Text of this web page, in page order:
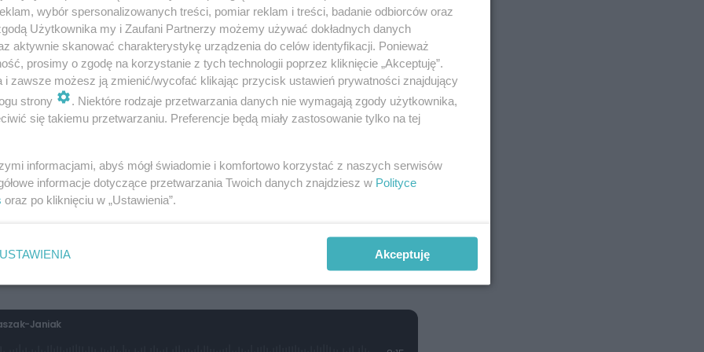
muszą przejść odpowiednie szkolenie. Dodaje Anna Ignaszak-
kilku miesięcy. Przynajmniej do tej pory
się odbywało to programem Pride, który
warsztatowym programem. Jest wiele
które umożliwiają, że osoby, które są
okazję spojrzeć z pozycji dziecka, spojrzeć z
do roli opiekuna i zobaczyć jak to
stron.
Janiak
wybór spersonalizowanych treści, pomiar reklam i treści, badanie odbiorców oraz
Użytkownika my i Zaufani Partnerzy możemy używać dokładnych danych
aktywnie skanować charakterystykę urządzenia do celów identyfikacji. Ponieważ
prosimy o zgodę na korzystanie z tych technologii poprzez kliknięcie „Akceptuję”.
i zawsze możesz ją zmienić/wycofać klikając przycisk ustawień prywatności znajdujący
strony
. Niektóre rodzaje przetwarzania danych nie wymagają zgody użytkownika,
się takiemu przetwarzaniu. Preferencje będą miały zastosowanie tylko na tej
informacjami, abyś mógł świadomie i komfortowo korzystać z naszych serwisów
informacje dotyczące przetwarzania Twoich danych znajdziesz w Polityce
oraz po kliknięciu w „Ustawienia”.
USTAWIENIA Akceptuję